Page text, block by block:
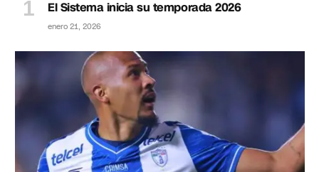
El Sistema inicia su temporada 2026
enero 21, 2026